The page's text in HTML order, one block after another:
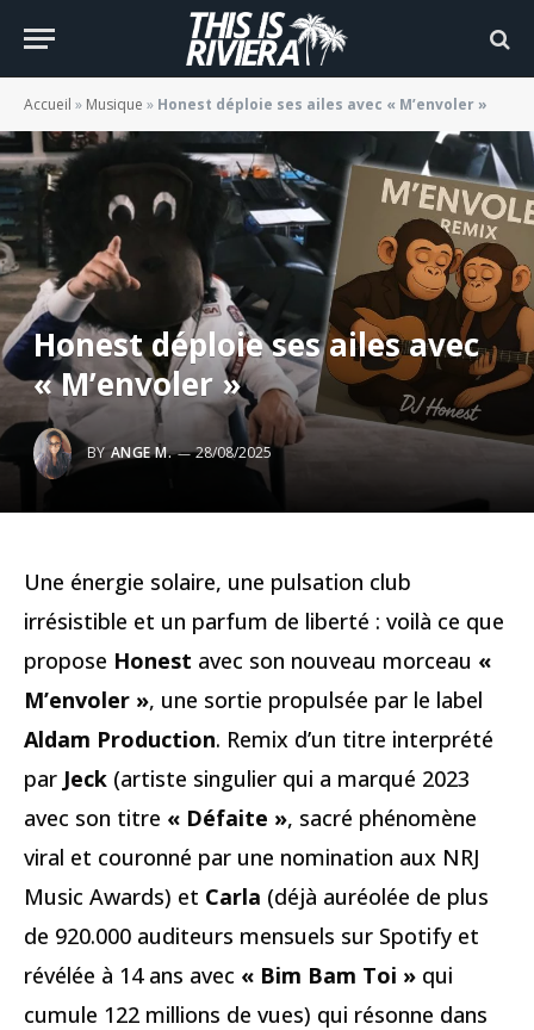
Accueil » Musique » Honest déploie ses ailes avec « M’envoler »
Honest déploie ses ailes avec
« M’envoler »
BY ANGE M. 28/08/2025
Une énergie solaire, une pulsation club
irrésistible et un parfum de liberté : voilà ce que
propose Honest avec son nouveau morceau «
M’envoler », une sortie propulsée par le label
Aldam Production. Remix d’un titre interprété
par Jeck (artiste singulier qui a marqué 2023
avec son titre « Défaite », sacré phénomène
viral et couronné par une nomination aux NRJ
Music Awards) et Carla (déjà auréolée de plus
de 920.000 auditeurs mensuels sur Spotify et
révélée à 14 ans avec « Bim Bam Toi » qui
cumule 122 millions de vues) qui résonne dans